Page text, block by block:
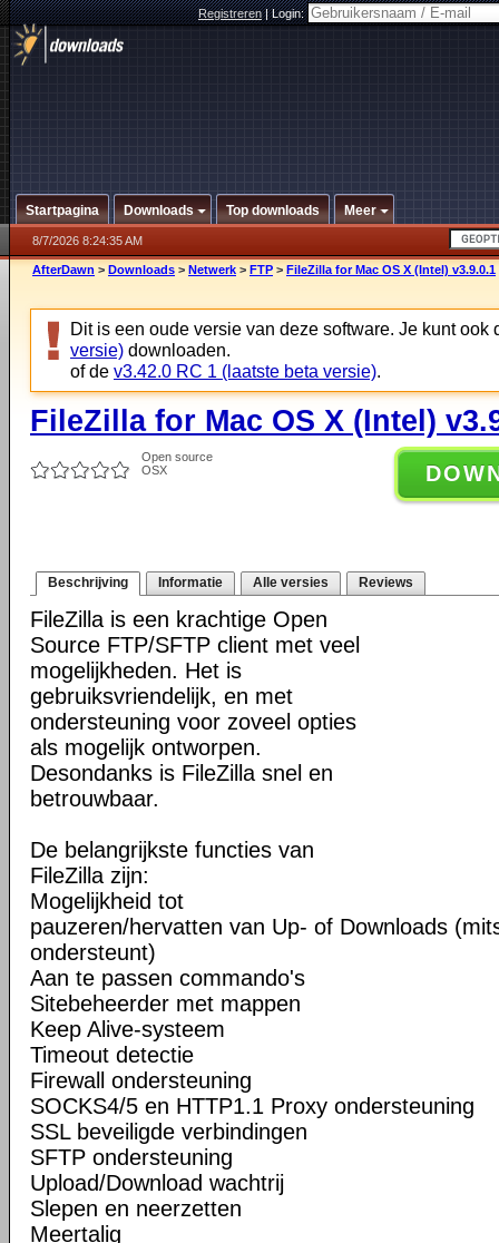
Registreren|Login:
Startpagina Downloads Top downloads Meer
8/7/2026 8:24:35 AM
AfterDawn > Downloads > Netwerk > FTP > FileZilla for Mac OS X (Intel) v3.9.0.1
Dit is een oude versie van deze software. Je kunt ook
versie) downloaden.
of de v3.42.0 RC 1 (laatste beta versie).
FileZilla for Mac OS X (Intel)
Open source
OSX
Beschrijving Informatie Alle versies Reviews
FileZilla is een krachtige Open
Source FTP/SFTP client met veel
mogelijkheden. Het is
gebruiksvriendelijk, en met
ondersteuning voor zoveel opties
als mogelijk ontworpen.
Desondanks is FileZilla snel en
betrouwbaar.
De belangrijkste functies van
FileZilla zijn:
Mogelijkheid tot
pauzeren/hervatten van Up- of Downloads
ondersteunt)
Aan te passen commando's
Sitebeheerder met mappen
Keep Alive-systeem
Timeout detectie
Firewall ondersteuning
SOCKS4/5 en HTTP1.1 Proxy ondersteuning
SSL beveiligde verbindingen
SFTP ondersteuning
Upload/Download wachtrij
Slepen en neerzetten
Meertalig